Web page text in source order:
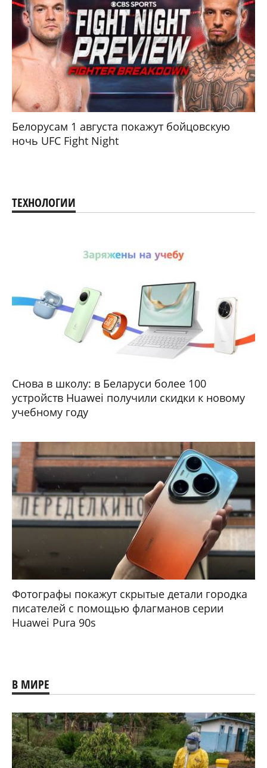
Белорусам 1 августа покажут бойцовскую
ночь UFC Fight Night
ТЕХНОЛОГИИ
Снова в школу: в Беларуси более 100
устройств Huawei получили скидки к новому
учебному году
Фотографы покажут скрытые детали городка
писателей с помощью флагманов серии
Huawei Pura 90s
В МИРЕ